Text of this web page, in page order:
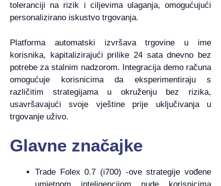
toleranciji na rizik i ciljevima ulaganja, omogućujući
personalizirano iskustvo trgovanja.
Platforma automatski izvršava trgovine u ime
korisnika, kapitalizirajući prilike 24 sata dnevno bez
potrebe za stalnim nadzorom. Integracija demo računa
omogućuje korisnicima da eksperimentiraju s
različitim strategijama u okruženju bez rizika,
usavršavajući svoje vještine prije uključivanja u
trgovanje uživo.
Glavne značajke
Trade Folex 0.7 (i700) -ove strategije vođene